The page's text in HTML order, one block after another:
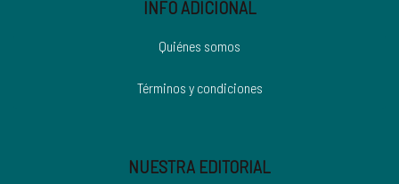
INFO ADICIONAL
Quiénes somos
Términos y condiciones
NUESTRA EDITORIAL